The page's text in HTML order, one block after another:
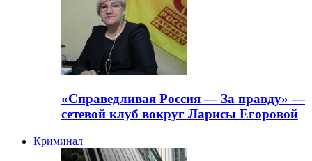
«Справедливая Россия — За правду» —
сетевой клуб вокруг Ларисы Егоровой
Криминал